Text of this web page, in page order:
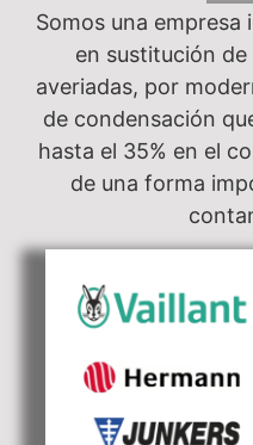
Somos una empresa
en sustitución
averiadas, por
de condensación
hasta el 35% en el
de una forma